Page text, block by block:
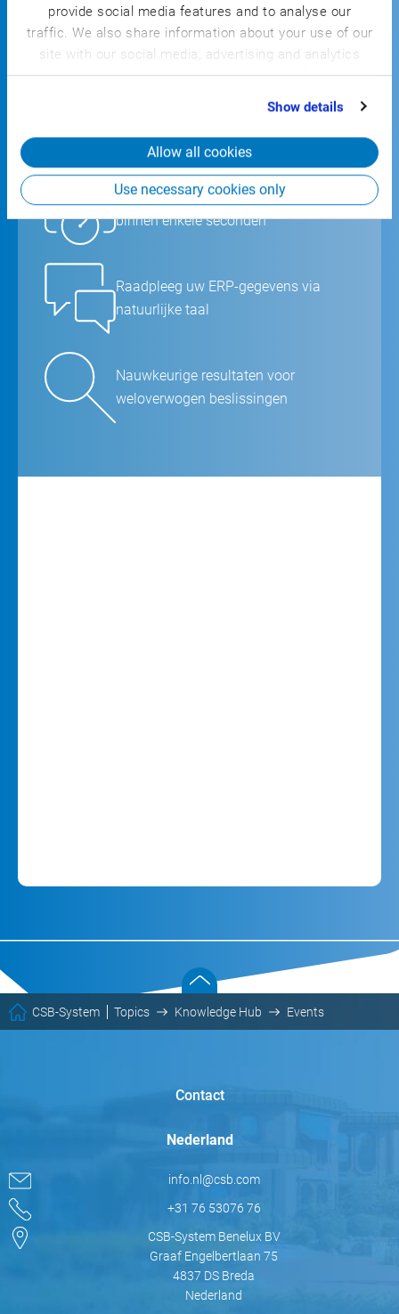
provide social media features and to analyse our
traffic. We also share information about your use of our
site with our social media, advertising and analytics
partners who may combine it with other information
that you’ve provided to them or that they’ve collected
Show details
Allow all cookies
Use necessary cookies only
Alle voordelen
Stel een vraag en krijg antwoord
binnen enkele seconden
Raadpleeg uw ERP-gegevens via
natuurlijke taal
Nauwkeurige resultaten voor
weloverwogen beslissingen
CSB-System Topics Knowledge Hub Events
Contact
Nederland
info.nl@csb.com
+31 76 53076 76
CSB-System Benelux BV
Graaf Engelbertlaan 75
4837 DS Breda
Nederland